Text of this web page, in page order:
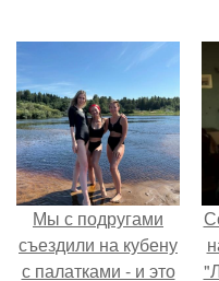
Мы с подругами
съездили на кубену
с палатками - и это